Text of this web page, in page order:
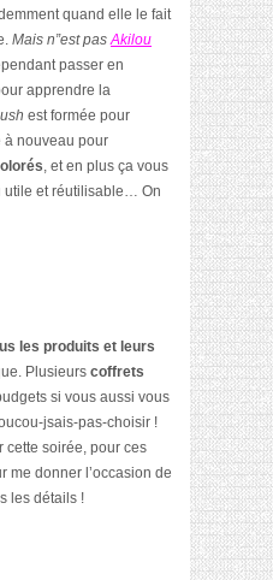
quand elle le fait
Mais n”est pasAkilou
passer en
apprendre la
est formée pour
à nouveau pour
, et en plus ça vous
utile et réutilisable… On
les produits et leurs
Plusieurs coffrets
si vous aussi vous
jsais-pas-choisir !
cette soirée, pour ces
donner l’occasion de
les détails !